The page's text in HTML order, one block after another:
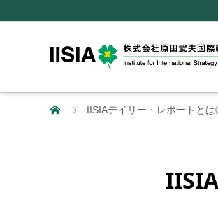
IISIAデイリー・レポートと